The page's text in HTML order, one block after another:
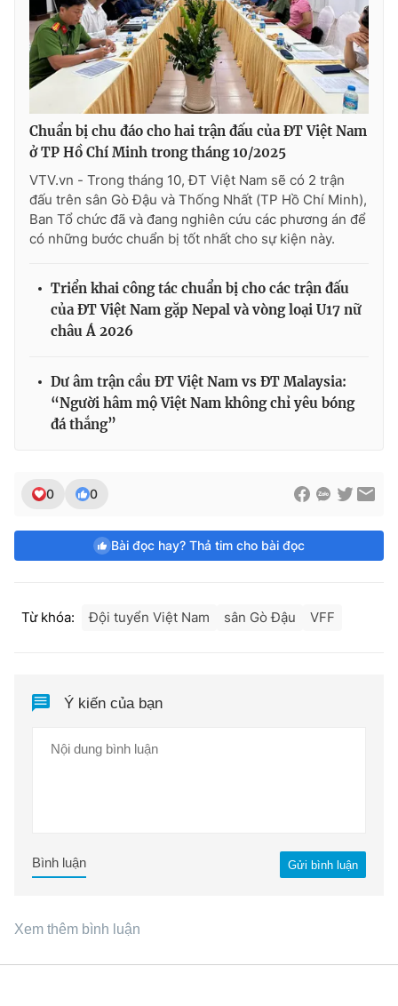
Chuẩn bị chu đáo cho hai trận đấu của ĐT Việt Nam
ở TP Hồ Chí Minh trong tháng 10/2025
VTV.vn - Trong tháng 10, ĐT Việt Nam sẽ có 2 trận
đấu trên sân Gò Đậu và Thống Nhất (TP Hồ Chí Minh),
Ban Tổ chức đã và đang nghiên cứu các phương án để
có những bước chuẩn bị tốt nhất cho sự kiện này.
Triển khai công tác chuẩn bị cho các trận đấu
của ĐT Việt Nam gặp Nepal và vòng loại U17 nữ
châu Á 2026
Dư âm trận cầu ĐT Việt Nam vs ĐT Malaysia:
“Người hâm mộ Việt Nam không chỉ yêu bóng
đá thắng”
0 0
Bài đọc hay? Thả tim cho bài đọc
Từ khóa: Đội tuyển Việt Nam sân Gò Đậu VFF
Ý kiến của bạn
Gửi bình luận
Bình luận
Xem thêm bình luận